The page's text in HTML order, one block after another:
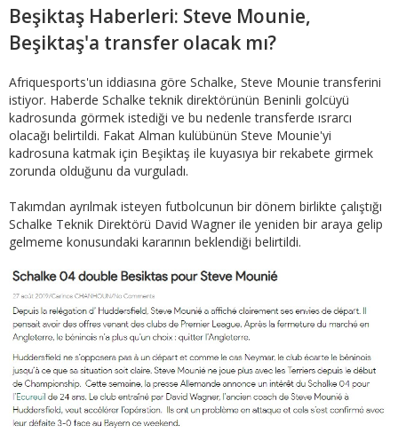
Beşiktaş Haberleri: Steve Mounie,
Beşiktaş'a transfer olacak mı?
Afriquesports'un iddiasına göre Schalke, Steve Mounie transferini
istiyor. Haberde Schalke teknik direktörünün Beninli golcüyü
kadrosunda görmek istediği ve bu nedenle transferde ısrarcı
olacağı belirtildi. Fakat Alman kulübünün Steve Mounie'yi
kadrosuna katmak için Beşiktaş ile kuyasıya bir rekabete girmek
zorunda olduğunu da vurguladı.
Takımdan ayrılmak isteyen futbolcunun bir dönem birlikte çalıştığı
Schalke Teknik Direktörü David Wagner ile yeniden bir araya gelip
gelmeme konusundaki kararının beklendiği belirtildi.